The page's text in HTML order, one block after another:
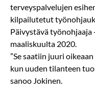
terveyspalvelujen
kilpailutetut
Päivystävä
maaliskuulta 2020.
”Se saatiin juuri
kun uuden tilanteen
sanoo Jokinen.